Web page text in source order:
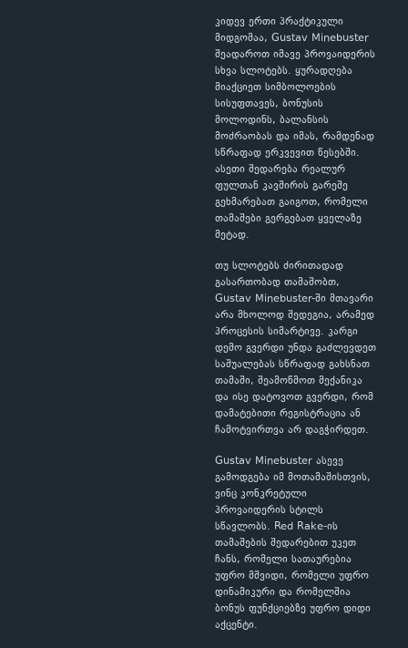
კიდევ ერთი პრაქტიკული
მიდგომაა, Gustav Minebuster
შეადაროთ იმავე პროვაიდერის
სხვა სლოტებს. ყურადღება
მიაქციეთ სიმბოლოების
სისუფთავეს, ბონუსის
მოლოდინს, ბალანსის
მოძრაობას და იმას, რამდენად
სწრაფად ერკვევით წესებში.
ასეთი შედარება რეალურ
ფულთან კავშირის გარეშე
გეხმარებათ გაიგოთ, რომელი
თამაშები გერგებათ ყველაზე
მეტად.
თუ სლოტებს ძირითადად
გასართობად თამაშობთ,
Gustav Minebuster-ში მთავარი
არა მხოლოდ შედეგია, არამედ
პროცესის სიმარტივე. კარგი
დემო გვერდი უნდა გაძლევდეთ
საშუალებას სწრაფად გახსნათ
თამაში, შეამოწმოთ მექანიკა
და ისე დატოვოთ გვერდი, რომ
დამატებითი რეგისტრაცია ან
ჩამოტვირთვა არ დაგჭირდეთ.
Gustav Minebuster ასევე
გამოდგება იმ მოთამაშისთვის,
ვინც კონკრეტული
პროვაიდერის სტილს
სწავლობს. Red Rake-ის
თამაშების შედარებით უკეთ
ჩანს, რომელი სათაურებია
უფრო მშვიდი, რომელი უფრო
დინამიკური და რომელშია
ბონუს ფუნქციებზე უფრო დიდი
აქცენტი.